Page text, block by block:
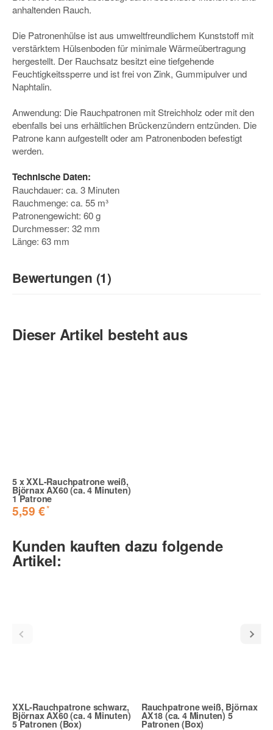
anhaltenden Rauch.
Die Patronenhülse ist aus umweltfreundlichem Kunststoff mit
verstärktem Hülsenboden für minimale Wärmeübertragung
hergestellt. Der Rauchsatz besitzt eine tiefgehende
Feuchtigkeitssperre und ist frei von Zink, Gummipulver und
Naphtalin.
Anwendung: Die Rauchpatronen mit Streichholz oder mit den
ebenfalls bei uns erhältlichen Brückenzündern entzünden. Die
Patrone kann aufgestellt oder am Patronenboden befestigt
werden.
Technische Daten:
Rauchdauer: ca. 3 Minuten
Rauchmenge: ca. 55 m³
Patronengewicht: 60 g
Durchmesser: 32 mm
Länge: 63 mm
Bewertungen (1)
Schöner Rauch, aber etwas schwer
entzündbar
nicht zu dicht ist. Leider hatte ich persönlich etwas
Probleme sie mit den Brückenzündern zu entzünden.
Dieser Artikel besteht aus
5 xXXL-Rauchpatrone weiß,
Björnax AX60 (ca. 4 Minuten)
1 Patrone
5,59 €*
Kunden kauften dazu folgende
Artikel:
XXL-Rauchpatrone schwarz,
Björnax AX60 (ca. 4 Minuten)
5 Patronen (Box)
Rauchpatrone weiß, Björnax
AX18 (ca. 4 Minuten) 5
Patronen (Box)